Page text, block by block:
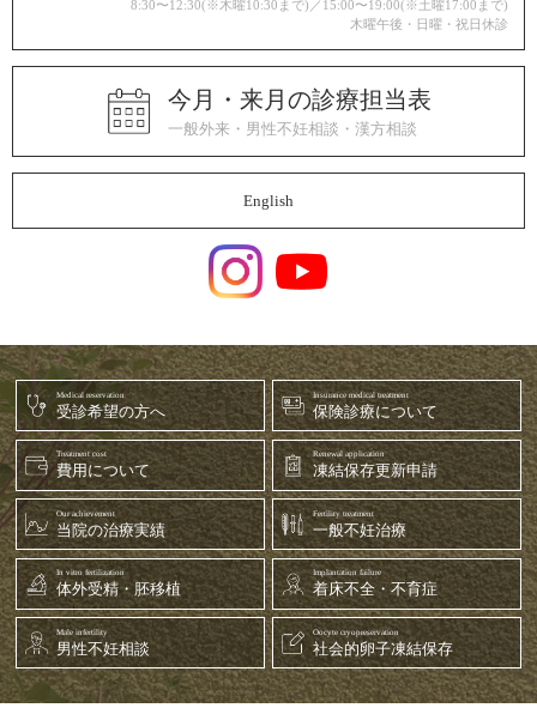
8:30〜12:30(※木曜10:30まで)／15:00〜19:00(※土曜17:00まで)
木曜午後・日曜・祝日休診
今月・来月の診療担当表
一般外来・男性不妊相談・漢方相談
English
Medical reservation
受診希望の方へ
Insurance medical treatment
保険診療について
Treatment cost
費用について
Renewal application
凍結保存更新申請
Our achievement
当院の治療実績
Fertility treatment
一般不妊治療
In vitro fertilization
体外受精・胚移植
Implantation failure
着床不全・不育症
Male infertility
男性不妊相談
Oocyte cryopreservation
社会的卵子凍結保存